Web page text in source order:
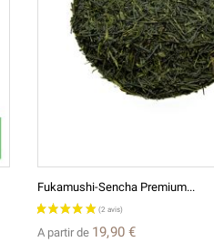
Fukamushi-Sencha Premium...
A partir de 19,90 €